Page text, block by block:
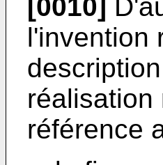
[0010]
l'invention
réalisation
référence